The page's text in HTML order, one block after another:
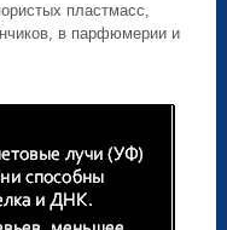
пластмасс,
в парфюмерии и